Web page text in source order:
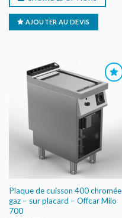
AJOUTER AU DEVIS
AJOUTER
AU DEVIS
Plaque de cuisson 400 chromée
gaz – sur placard – Offcar Milo
700